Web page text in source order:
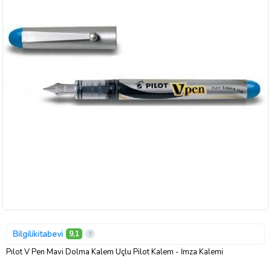
Bilgilikitabevi 9,1
Pılot V Pen Mavi Dolma Kalem Uçlu Pilot Kalem - İmza Kalemi